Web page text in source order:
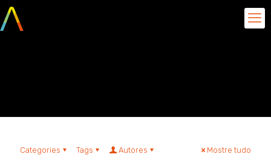
Categories Tags Autores Mostre tudo